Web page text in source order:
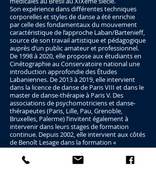
Son expérience dans différentes techniques
corporelles et styles de danse a été enrichie
par celle des fondamentaux du mouvement
caractéristique de l’approche Laban/Bartenieff,
source de son travail artistique et pédagogique
auprès d’un public amateur et professionnel.
De 1998 à 2020, elle propose aux étudiants en
Cinétographie au Conservatoire national une
introduction approfondie des Études
Labaniennes. De 2013 à 2019, elle intervient
dans la licence de danse de Paris VIII et dans le
master de danse-thérapie à Paris V. Des
associations de psychomotriciens et danse-
thérapeutes (Paris, Lille, Pau, Grenoble,
Bruxelles, Palerme) l’invitent également à
intervenir dans leurs stages de formation
continue. Depuis 2002, elle intervient aux côtés
de Benoît Lesage dans la formation «
Structuration psychocorporelle » au sein de
l’IRPECOR et partage avec lui, depuis 2015, la
direction pédagogique.